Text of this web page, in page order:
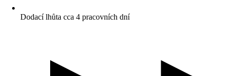
Dodací lhůta cca 4 pracovních dní